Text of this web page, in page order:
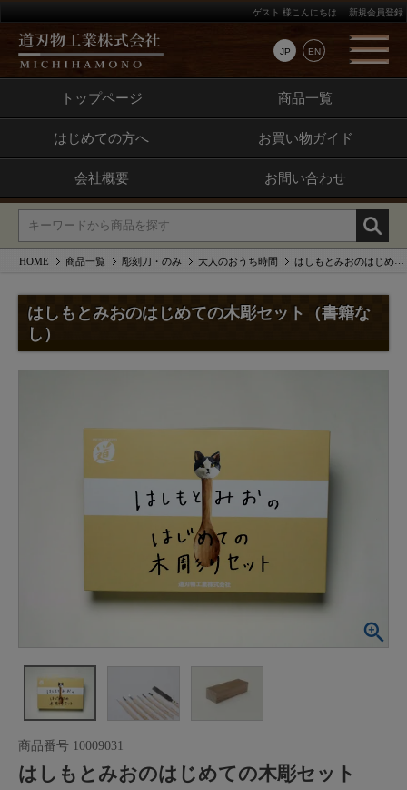
JP EN
ゲスト 様こんにちは 新規会員登録
トップページ 商品一覧
はじめての方へ お買い物ガイド
会社概要 お問い合わせ
HOME 商品一覧 彫刻刀・のみ 大人のおうち時間 はしもとみおのはじめての木彫セット（書籍なし）
はしもとみおのはじめての木彫セット（書籍な
し）
商品番号 10009031
はしもとみおのはじめての木彫セット